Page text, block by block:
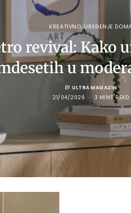
KREATIVNO,UREĐENJE
revival: Kako
u
BY ULTRA MAGAZIN
21/04/2026
3 MINS READ